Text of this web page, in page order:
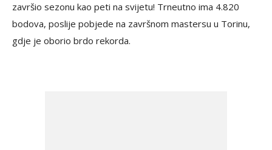
završio sezonu kao peti na svijetu! Trneutno ima 4.820
bodova, poslije pobjede na završnom mastersu u Torinu,
gdje je oborio brdo rekorda.